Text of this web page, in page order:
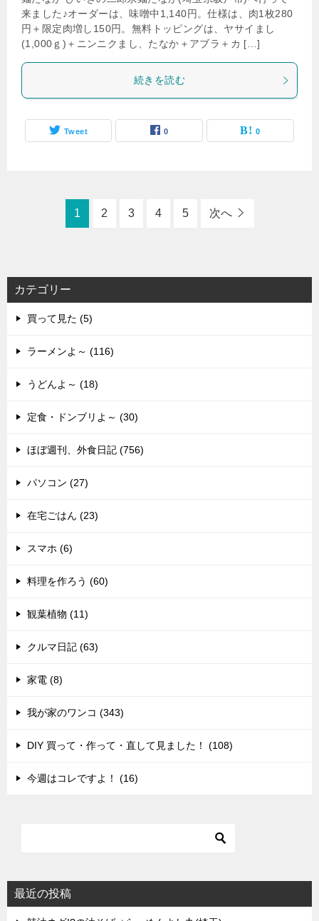
来ました♪オーダーは、味噌中1,140円。仕様は、肉1枚280
円＋限定肉増し150円。無料トッピングは、ヤサイまし
(1,000ｇ)＋ニンニクまし、たなか＋アブラ＋カ […]
続きを読む
Tweet 0 0
1 2 3 4 5 次へ
カテゴリー
買って見た (5)
ラーメンよ～ (116)
うどんよ～ (18)
定食・ドンブリよ～ (30)
ほぼ週刊、外食日記 (756)
パソコン (27)
在宅ごはん (23)
スマホ (6)
料理を作ろう (60)
観葉植物 (11)
クルマ日記 (63)
家電 (8)
我が家のワンコ (343)
DIY 買って・作って・直して見ました！ (108)
今週はコレですよ！ (16)
最近の投稿